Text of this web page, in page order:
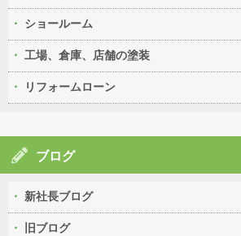
ショールーム
工場、倉庫、店舗の塗装
リフォームローン
ブログ
新社長ブログ
旧ブログ